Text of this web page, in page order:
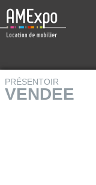
PRÉSENTOIR
VENDEE